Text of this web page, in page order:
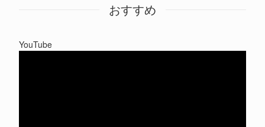
おすすめ
YouTube